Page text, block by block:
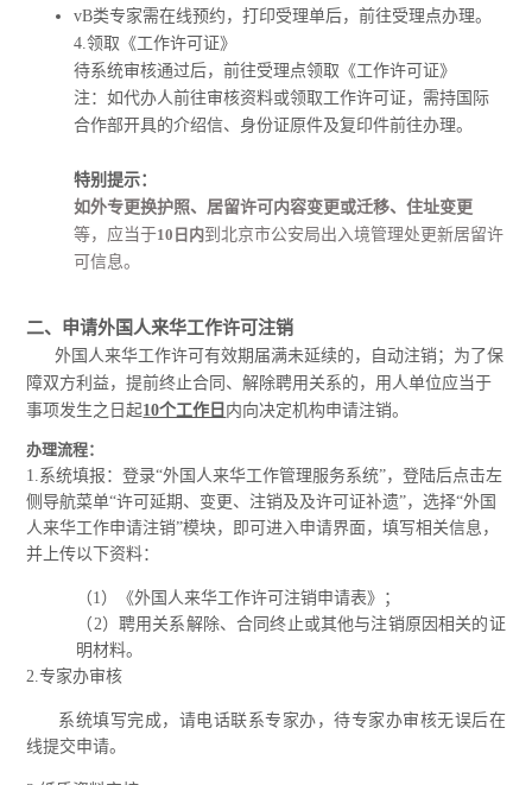
vB类专家需在线预约，打印受理单后，前往受理点办理。
4.领取《工作许可证》
待系统审核通过后，前往受理点领取《工作许可证》
注：如代办人前往审核资料或领取工作许可证，需持国际
合作部开具的介绍信、身份证原件及复印件前往办理。
特别提示：
如外专更换护照、居留许可内容变更或迁移、住址变更
等，应当于10日内到北京市公安局出入境管理处更新居留许
可信息。
二、申请外国人来华工作许可注销
外国人来华工作许可有效期届满未延续的，自动注销；为了保
障双方利益，提前终止合同、解除聘用关系的，用人单位应当于
事项发生之日起10个工作日 内向决定机构申请注销。
办理流程：
1.系统填报：登录“外国人来华工作管理服务系统”，登陆后点击左
侧导航菜单“许可延期、变更、注销及及许可证补遗”，选择“外国
人来华工作申请注销”模块，即可进入申请界面，填写相关信息，
并上传以下资料：
（1）《外国人来华工作许可注销申请表》；
（2）聘用关系解除、合同终止或其他与注销原因相关的证
明材料。
2.专家办审核
系统填写完成，请电话联系专家办，待专家办审核无误后在
线提交申请。